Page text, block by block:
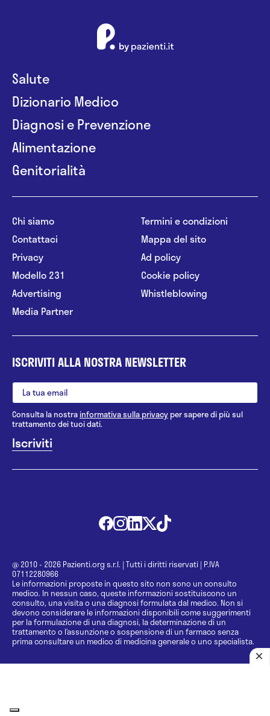
Salute
Dizionario Medico
Diagnosi e Prevenzione
Alimentazione
Genitorialità
Chi siamo
Contattaci
Privacy
Modello 231
Advertising
Media Partner
Termini e condizioni
Mappa del sito
Ad policy
Cookie policy
Whistleblowing
ISCRIVITI ALLA NOSTRA NEWSLETTER
Consulta la nostrainformativa sulla privacy per sapere di più sul
trattamento dei tuoi dati.
@ 2010 - 2026 Pazienti.org s.r.l. | Tutti i diritti riservati | P.IVA
07112280966
Le informazioni proposte in questo sito non sono un consulto
medico. In nessun caso, queste informazioni sostituiscono un
consulto, una visita o una diagnosi formulata dal medico. Non si
devono considerare le informazioni disponibili come suggerimenti
per la formulazione di una diagnosi, la determinazione di un
trattamento o l’assunzione o sospensione di un farmaco senza
prima consultare un medico di medicina generale o uno specialista.